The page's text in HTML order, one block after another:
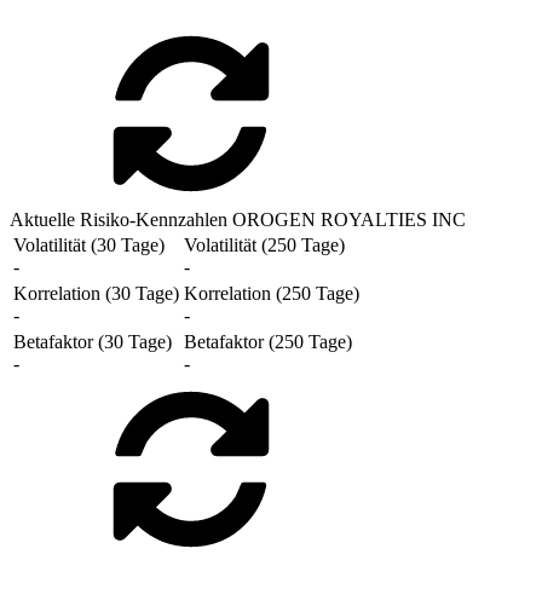
Aktuelle Risiko-Kennzahlen OROGEN ROYALTIES INC
Volatilität (30 Tage)
-
Volatilität (250 Tage)
-
Korrelation (30 Tage)
-
Korrelation (250 Tage)
-
Betafaktor (30 Tage)
-
Betafaktor (250 Tage)
-